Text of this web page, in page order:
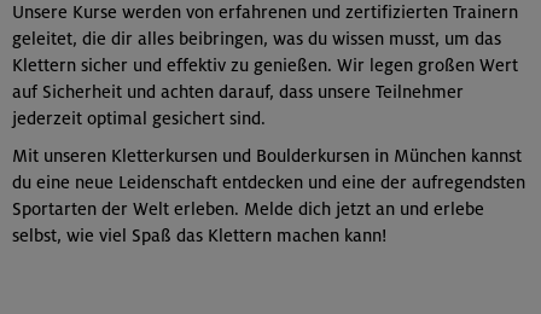
Unsere Kurse werden von erfahrenen und zertifizierten Trainern
geleitet, die dir alles beibringen, was du wissen musst, um das
Klettern sicher und effektiv zu genießen. Wir legen großen Wert
auf Sicherheit und achten darauf, dass unsere Teilnehmer
jederzeit optimal gesichert sind.
Mit unseren Kletterkursen und Boulderkursen in München kannst
du eine neue Leidenschaft entdecken und eine der aufregendsten
Sportarten der Welt erleben. Melde dich jetzt an und erlebe
selbst, wie viel Spaß das Klettern machen kann!